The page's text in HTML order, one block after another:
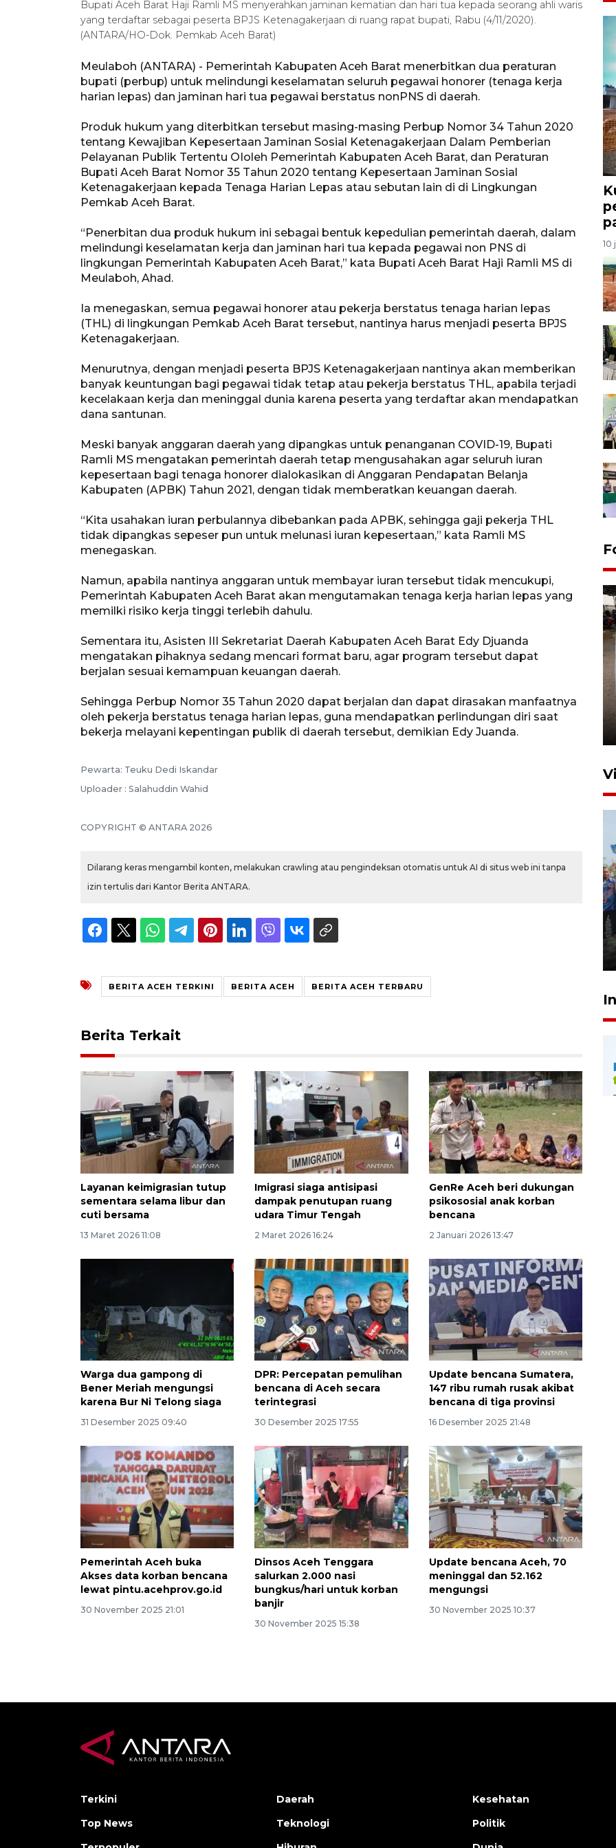
Bupati Aceh Barat Haji Ramli MS menyerahkan jaminan kematian dan hari tua kepada seorang ahli waris
yang terdaftar sebagai peserta BPJS Ketenagakerjaan di ruang rapat bupati, Rabu (4/11/2020).
(ANTARA/HO-Dok. Pemkab Aceh Barat)
Meulaboh (ANTARA) - Pemerintah Kabupaten Aceh Barat menerbitkan dua peraturan
bupati (perbup) untuk melindungi keselamatan seluruh pegawai honorer (tenaga kerja
harian lepas) dan jaminan hari tua pegawai berstatus nonPNS di daerah.
Produk hukum yang diterbitkan tersebut masing-masing Perbup Nomor 34 Tahun 2020
tentang Kewajiban Kepesertaan Jaminan Sosial Ketenagakerjaan Dalam Pemberian
Pelayanan Publik Tertentu OIoleh Pemerintah Kabupaten Aceh Barat, dan Peraturan
Bupati Aceh Barat Nomor 35 Tahun 2020 tentang Kepesertaan Jaminan Sosial
Ketenagakerjaan kepada Tenaga Harian Lepas atau sebutan lain di di Lingkungan
Pemkab Aceh Barat.
“Penerbitan dua produk hukum ini sebagai bentuk kepedulian pemerintah daerah, dalam
melindungi keselamatan kerja dan jaminan hari tua kepada pegawai non PNS di
lingkungan Pemerintah Kabupaten Aceh Barat,” kata Bupati Aceh Barat Haji Ramli MS di
Meulaboh, Ahad.
Ia menegaskan, semua pegawai honorer atau pekerja berstatus tenaga harian lepas
(THL) di lingkungan Pemkab Aceh Barat tersebut, nantinya harus menjadi peserta BPJS
Ketenagakerjaan.
Menurutnya, dengan menjadi peserta BPJS Ketenagakerjaan nantinya akan memberikan
banyak keuntungan bagi pegawai tidak tetap atau pekerja berstatus THL, apabila terjadi
kecelakaan kerja dan meninggal dunia karena peserta yang terdaftar akan mendapatkan
dana santunan.
Meski banyak anggaran daerah yang dipangkas untuk penanganan COVID-19, Bupati
Ramli MS mengatakan pemerintah daerah tetap mengusahakan agar seluruh iuran
kepesertaan bagi tenaga honorer dialokasikan di Anggaran Pendapatan Belanja
Kabupaten (APBK) Tahun 2021, dengan tidak memberatkan keuangan daerah.
“Kita usahakan iuran perbulannya dibebankan pada APBK, sehingga gaji pekerja THL
tidak dipangkas sepeser pun untuk melunasi iuran kepesertaan,” kata Ramli MS
menegaskan.
Namun, apabila nantinya anggaran untuk membayar iuran tersebut tidak mencukupi,
Pemerintah Kabupaten Aceh Barat akan mengutamakan tenaga kerja harian lepas yang
memilki risiko kerja tinggi terlebih dahulu.
Sementara itu, Asisten III Sekretariat Daerah Kabupaten Aceh Barat Edy Djuanda
mengatakan pihaknya sedang mencari format baru, agar program tersebut dapat
berjalan sesuai kemampuan keuangan daerah.
Sehingga Perbup Nomor 35 Tahun 2020 dapat berjalan dan dapat dirasakan manfaatnya
oleh pekerja berstatus tenaga harian lepas, guna mendapatkan perlindungan diri saat
bekerja melayani kepentingan publik di daerah tersebut, demikian Edy Juanda.
Pewarta: Teuku Dedi Iskandar
Uploader : Salahuddin Wahid
COPYRIGHT © ANTARA 2026
Dilarang keras mengambil konten, melakukan crawling atau pengindeksan otomatis untuk AI di situs web ini tanpa
izin tertulis dari Kantor Berita ANTARA.
BERITA ACEH TERKINI BERITA ACEH BERITA ACEH TERBARU
Berita Terkait
Layanan keimigrasian tutup
sementara selama libur dan
cuti bersama
13 Maret 2026 11:08
Imigrasi siaga antisipasi
dampak penutupan ruang
udara Timur Tengah
2 Maret 2026 16:24
GenRe Aceh beri dukungan
psikososial anak korban
bencana
2 Januari 2026 13:47
Warga dua gampong di
Bener Meriah mengungsi
karena Bur Ni Telong siaga
31 Desember 2025 09:40
DPR: Percepatan pemulihan
bencana di Aceh secara
terintegrasi
30 Desember 2025 17:55
Update bencana Sumatera,
147 ribu rumah rusak akibat
bencana di tiga provinsi
16 Desember 2025 21:48
Pemerintah Aceh buka
Akses data korban bencana
lewat pintu.acehprov.go.id
30 November 2025 21:01
Dinsos Aceh Tenggara
salurkan 2.000 nasi
bungkus/hari untuk korban
banjir
30 November 2025 15:38
Update bencana Aceh, 70
meninggal dan 52.162
mengungsi
30 November 2025 10:37
10
FOTO - Arus libur Panjang ke
Sabang meningkat
2 Juni 2026 10:33
Memberantas kejahatan
2026-08-05 18:00:00
Terkini
Top News
Daerah
Teknologi
Kesehatan
Politik